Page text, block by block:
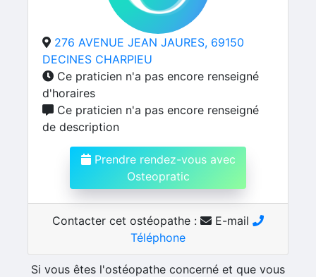
276 AVENUE JEAN JAURES, 69150
DECINES CHARPIEU
Ce praticien n'a pas encore renseigné
d'horaires
Ce praticien n'a pas encore renseigné
de description
Prendre rendez-vous avec
Osteopratic
Contacter cet ostéopathe :
E-mail
Téléphone
Si vous êtes l'ostéopathe concerné et que vous